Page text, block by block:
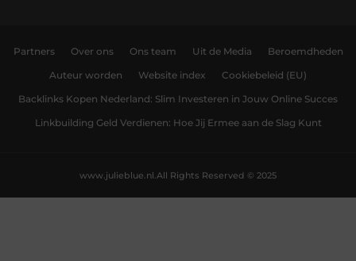
Partners Over ons Ons team Uit de Media Beroemdheden
Auteur worden Website index Cookiebeleid (EU)
Backlinks Kopen Nederland: Slim Investeren in Jouw Online Succes
Linkbuilding Geld Verdienen: Hoe Jij Ermee aan de Slag Kunt
All Rights Reserved © 2025
www.julieblue.nl.